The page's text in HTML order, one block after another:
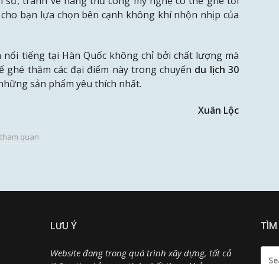
bạn lựa chọn bên cạnh không khí nhộn nhịp của
nổi tiếng tại Hàn Quốc không chỉ bởi chất lượng mà
ghé thăm các đại điểm này trong chuyến du lịch 30
sản phẩm yêu thích nhất.
Xuân Lộc
quan
LƯU Ý
Website đang trong quá trình xây dựng, tất cả
TÌM